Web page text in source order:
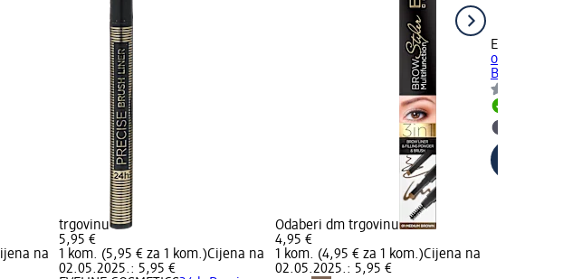
na
trgovinu
5,95 €
1 kom. (5,95 € za 1 kom.)Cijena na
02.05.2025.: 5,95 €
Odaberi dm trgovinu
4,95 €
1 kom. (4,95 € za 1 kom.)Cijena na
02.05.2025.: 5,95 €
EVELINE
olovka za
Brown, 3 ml